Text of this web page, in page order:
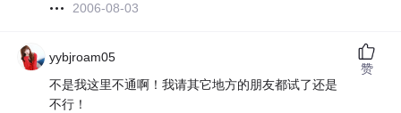
2006-08-03
yybjroam05
不是我这里不通啊！我请其它地方的朋友都试了还是
不行！
赞